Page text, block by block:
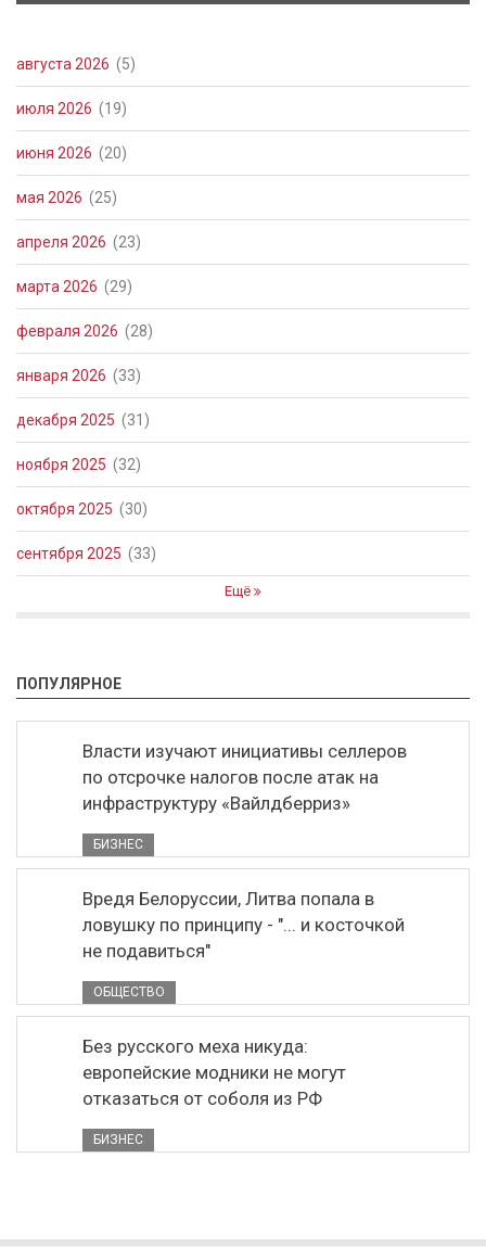
августа 2026 (5)
июля 2026 (19)
июня 2026 (20)
мая 2026 (25)
апреля 2026 (23)
марта 2026 (29)
февраля 2026 (28)
января 2026 (33)
декабря 2025 (31)
ноября 2025 (32)
октября 2025 (30)
сентября 2025 (33)
Ещё
ПОПУЛЯРНОЕ
Власти изучают инициативы селлеров
по отсрочке налогов после атак на
инфраструктуру «Вайлдберриз»
БИЗНЕС
Вредя Белоруссии, Литва попала в
ловушку по принципу - "... и косточкой
не подавиться"
ОБЩЕСТВО
Без русского меха никуда:
европейские модники не могут
отказаться от соболя из РФ
БИЗНЕС